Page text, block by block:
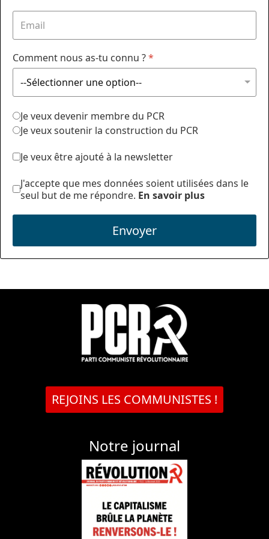
Comment nous as-tu connu ?*
Je veux devenir membre du PCR
Je veux soutenir la construction du PCR
Je veux être ajouté à la newsletter
J'accepte que mes données soient utilisées dans le
seul but de me répondre. En savoir plus
Envoyer
REJOINS LES COMMUNISTES !
Notre journal